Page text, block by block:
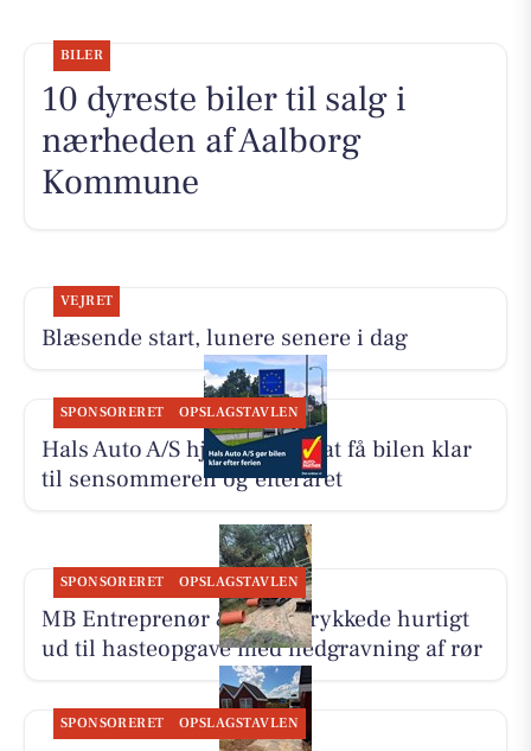
BILER
10 dyreste biler til salg i
nærheden af Aalborg
Kommune
VEJRET
Blæsende start, lunere senere i dag
SPONSORERET OPSLAGSTAVLEN
Hals Auto A/S hjælper med at få bilen klar
til sensommeren og efteråret
SPONSORERET OPSLAGSTAVLEN
MB Entreprenør & Anlæg rykkede hurtigt
ud til hasteopgave med nedgravning af rør
SPONSORERET OPSLAGSTAVLEN